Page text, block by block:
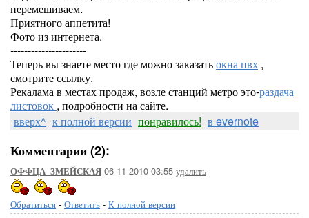
перемешиваем.
Приятного аппетита!
Фото из интернета.
----------------------
Теперь вы знаете место где можно заказатьокна пвх ,
смотрите ссылку.
Рекалама в местах продаж, возле станций метро это-раздача
листовок , подробности на сайте.
вверх^ к полной версии понравилось! в evernote
Комментарии (2):
ОФФЦА_ЗМЕЙСКАЯ 06-11-2010-03:55 удалить
Обратиться - Ответить - К полной версии